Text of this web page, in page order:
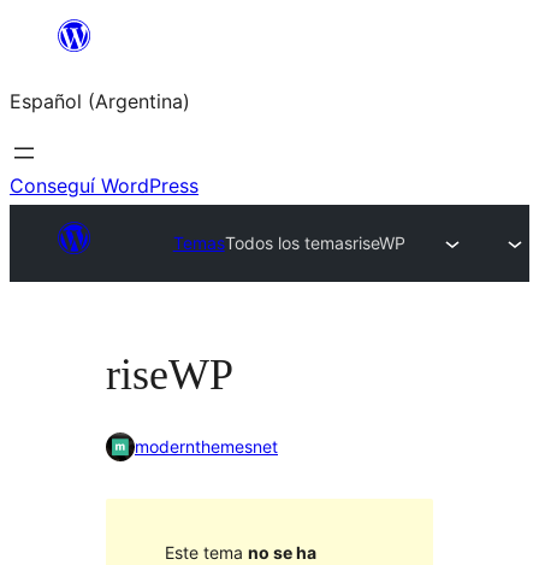
Saltar
contenido
Español (Argentina)
Conseguí WordPress
TemasTodos los temasriseWP
riseWP
modernthemesnet
Este tema no se ha